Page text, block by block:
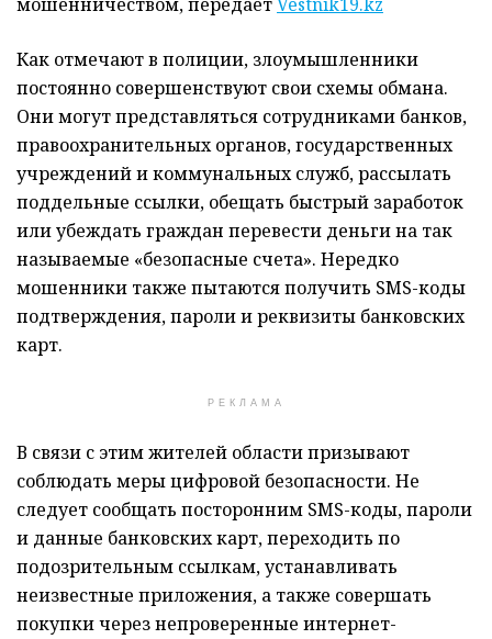
Как отмечают в полиции, злоумышленники
постоянно совершенствуют свои схемы обмана.
Они могут представляться сотрудниками банков,
правоохранительных органов, государственных
учреждений и коммунальных служб, рассылать
поддельные ссылки, обещать быстрый заработок
или убеждать граждан перевести деньги на так
называемые «безопасные счета». Нередко
мошенники также пытаются получить SMS-коды
подтверждения, пароли и реквизиты банковских
карт.
РЕКЛАМА
В связи с этим жителей области призывают
соблюдать меры цифровой безопасности. Не
следует сообщать посторонним SMS-коды, пароли
и данные банковских карт, переходить по
подозрительным ссылкам, устанавливать
неизвестные приложения, а также совершать
покупки через непроверенные интернет-